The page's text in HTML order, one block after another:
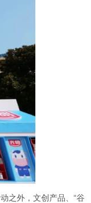
之外，文创产品、“谷